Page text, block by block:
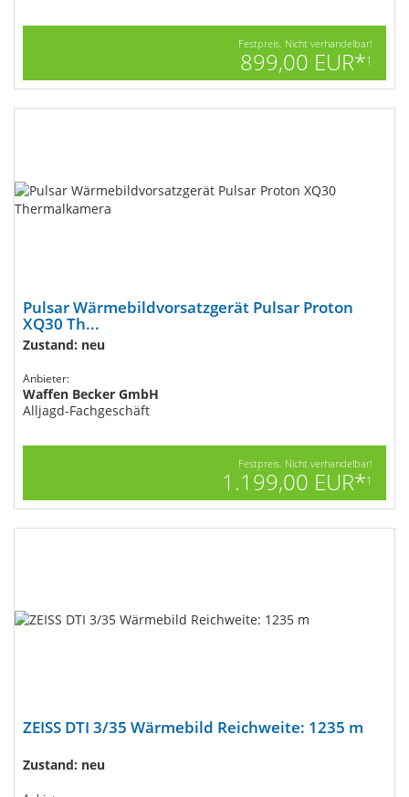
Festpreis. Nicht verhandelbar!
899,00 EUR*1
Pulsar Wärmebildvorsatzgerät Pulsar Proton
XQ30 Th...
Zustand: neu
Anbieter:
Waffen Becker GmbH
Alljagd-Fachgeschäft
Festpreis. Nicht verhandelbar!
1.199,00 EUR*1
ZEISS DTI 3/35 Wärmebild Reichweite: 1235 m
Zustand: neu